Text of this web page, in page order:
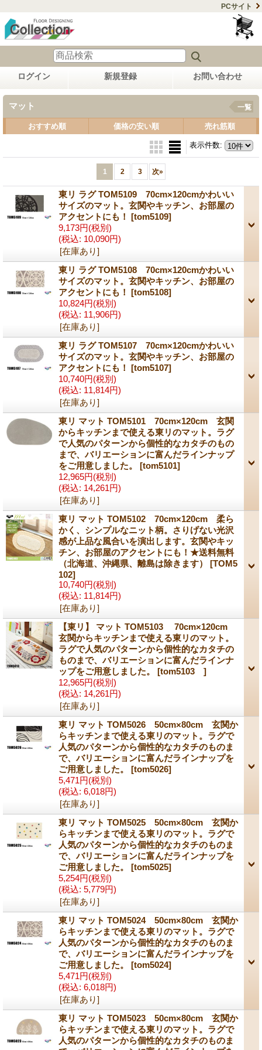
PCサイト
ログイン 新規登録 お問い合わせ
マット 一覧
おすすめ順 価格の安い順 売れ筋順
表示件数:
1 2 3 次»
東リ ラグ TOM5109 70cm×120cmかわいい
サイズのマット。玄関やキッチン、お部屋の
アクセントにも！ [tom5109]
9,173円(税別)
(税込: 10,090円)
[在庫あり]
東リ ラグ TOM5108 70cm×120cmかわいい
サイズのマット。玄関やキッチン、お部屋の
アクセントにも！ [tom5108]
10,824円(税別)
(税込: 11,906円)
[在庫あり]
東リ ラグ TOM5107 70cm×120cmかわいい
サイズのマット。玄関やキッチン、お部屋の
アクセントにも！ [tom5107]
10,740円(税別)
(税込: 11,814円)
[在庫あり]
東リ マット TOM5101 70cm×120cm 玄関
からキッチンまで使える東リのマット。ラグ
で人気のパターンから個性的なカタチのもの
まで、バリエーションに富んだラインナップ
をご用意しました。 [tom5101]
12,965円(税別)
(税込: 14,261円)
[在庫あり]
東リ マット TOM5102 70cm×120cm 柔ら
かく、シンプルなニット柄。さりげない光沢
感が上品な風合いを演出します。玄関やキッ
チン、お部屋のアクセントにも！★送料無料
（北海道、沖縄県、離島は除きます） [TOM5
102]
10,740円(税別)
(税込: 11,814円)
[在庫あり]
【東リ】 マット TOM5103 70cm×120cm
玄関からキッチンまで使える東リのマット。
ラグで人気のパターンから個性的なカタチの
ものまで、バリエーションに富んだラインナ
ップをご用意しました。 [tom5103 ]
12,965円(税別)
(税込: 14,261円)
[在庫あり]
東リ マット TOM5026 50cm×80cm 玄関か
らキッチンまで使える東リのマット。ラグで
人気のパターンから個性的なカタチのものま
で、バリエーションに富んだラインナップを
ご用意しました。 [tom5026]
5,471円(税別)
(税込: 6,018円)
[在庫あり]
東リ マット TOM5025 50cm×80cm 玄関か
らキッチンまで使える東リのマット。ラグで
人気のパターンから個性的なカタチのものま
で、バリエーションに富んだラインナップを
ご用意しました。 [tom5025]
5,254円(税別)
(税込: 5,779円)
[在庫あり]
東リ マット TOM5024 50cm×80cm 玄関か
らキッチンまで使える東リのマット。ラグで
人気のパターンから個性的なカタチのものま
で、バリエーションに富んだラインナップを
ご用意しました。 [tom5024]
5,471円(税別)
(税込: 6,018円)
[在庫あり]
東リ マット TOM5023 50cm×80cm 玄関か
らキッチンまで使える東リのマット。ラグで
人気のパターンから個性的なカタチのものま